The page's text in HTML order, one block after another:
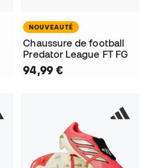
NOUVEAUTÉ
Chaussure de football
Predator League FT FG
94,99 €